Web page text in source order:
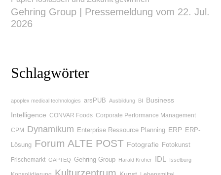
Gehring Group | Pressemeldung vom 22. Jul.
2026
Schlagwörter
apoplex medical technologies arsPUB Ausbildung BI
Business
Intelligence CONVAR Foods Corporate Performance Management
CPM Dynamikum Enterprise Ressource Planning ERP ERP-
Lösung Forum ALTE POST Fotografie Fotokunst
Frischemarkt GAPTEQ Gehring Group Harald Kröher IDL Isselburg